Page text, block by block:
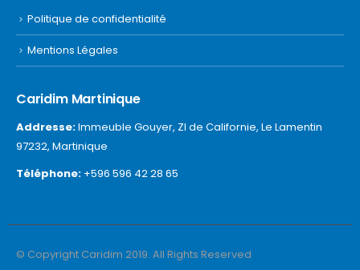
Politique de confidentialité
Mentions Légales
Caridim Martinique
Addresse:Immeuble Gouyer, ZI de Californie, Le Lamentin
97232, Martinique
Téléphone: +596 596 42 28 65
© Copyright Caridim 2019. All Rights Reserved